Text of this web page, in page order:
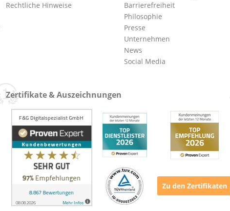
Rechtliche Hinweise
Barrierefreiheit
Philosophie
Presse
Unternehmen
News
Social Media
Zertifikate & Auszeichnungen
Zu den Zertifikaten